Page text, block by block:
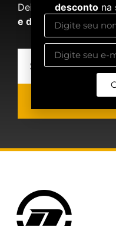
Deixe seu e-mail e
e descontos
desconto na